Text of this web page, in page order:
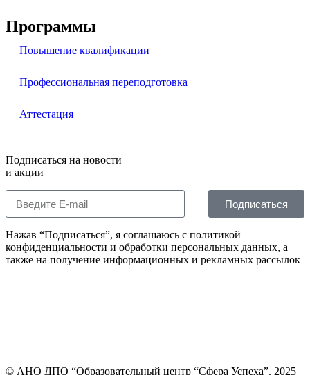
Программы
Повышение квалификации
Профессиональная переподготовка
Аттестация
Подписаться на новости
и акции
Подписаться
Нажав “Подписаться”, я соглашаюсь с политикой
конфиденциальности и обработки персональных данных, а
также на получение информационных и рекламных рассылок
© АНО ДПО “Образовательный центр “Сфера Успеха”. 2025